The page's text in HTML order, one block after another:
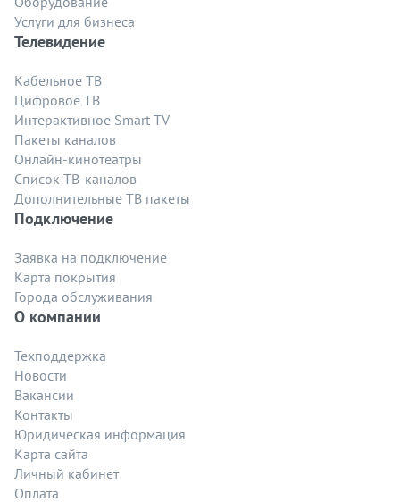
Услуги для бизнеса
Телевидение
Кабельное ТВ
Цифровое ТВ
Интерактивное Smart TV
Пакеты каналов
Онлайн-кинотеатры
Список ТВ-каналов
Дополнительные ТВ пакеты
Подключение
Заявка на подключение
Карта покрытия
Города обслуживания
О компании
Техподдержка
Новости
Вакансии
Контакты
Юридическая информация
Карта сайта
Личный кабинет
Оплата